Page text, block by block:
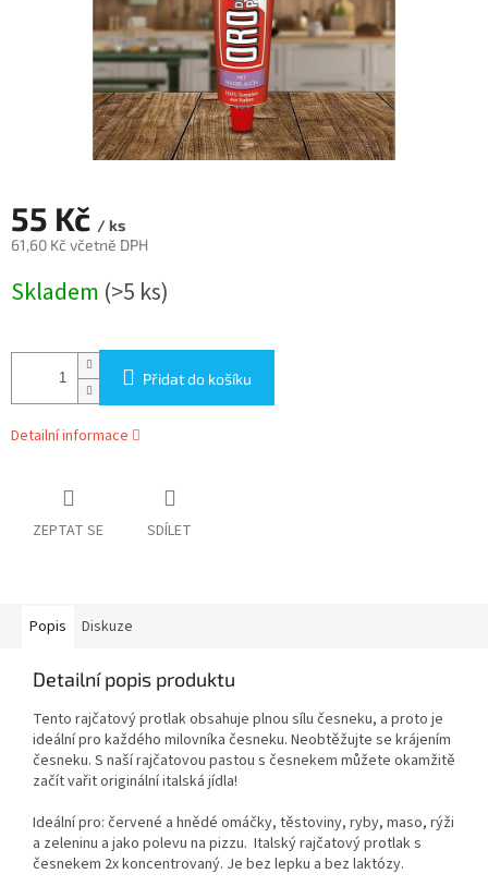
55 Kč / ks
61,60 Kč včetně DPH
cena:
Skladem (>5 ks)
Přidat do košíku
Detailní informace
ZEPTAT SE SDÍLET
Popis Diskuze
Detailní popis produktu
Tento rajčatový protlak obsahuje plnou sílu česneku, a proto je
ideální pro každého milovníka česneku. Neobtěžujte se krájením
česneku. S naší rajčatovou pastou s česnekem můžete okamžitě
začít vařit originální italská jídla!
Ideální pro: červené a hnědé omáčky, těstoviny, ryby, maso, rýži
a zeleninu a jako polevu na pizzu. Italský rajčatový protlak s
česnekem 2x koncentrovaný. Je bez lepku a bez laktózy.